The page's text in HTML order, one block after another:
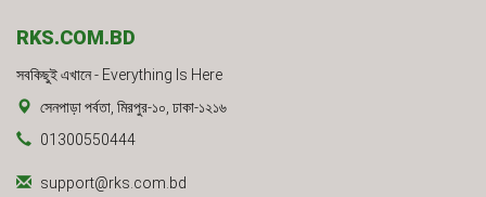
RKS.COM.BD
সবকিছুই এখানে - Everything Is Here
সেনপাড়া পর্বতা, মিরপুর-১০, ঢাকা-১২১৬
01300550444
support@rks.com.bd